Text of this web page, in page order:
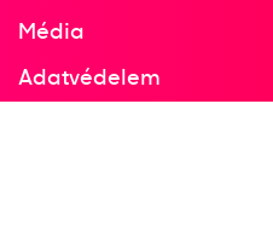
Média
Adatvédelem